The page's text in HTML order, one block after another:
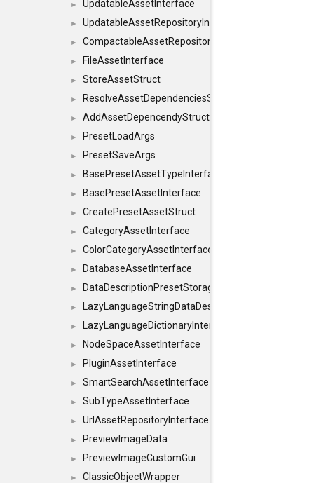
► UpdatableAssetInterface
► UpdatableAssetRepositoryInterface
► CompactableAssetRepositoryInterface
► FileAssetInterface
► StoreAssetStruct
► ResolveAssetDependenciesStruct
► AddAssetDepencendyStruct
► PresetLoadArgs
► PresetSaveArgs
► BasePresetAssetTypeInterface
► BasePresetAssetInterface
► CreatePresetAssetStruct
► CategoryAssetInterface
► ColorCategoryAssetInterface
► DatabaseAssetInterface
► DataDescriptionPresetStorageInterface
►
► LazyLanguageDictionaryInterface
► NodeSpaceAssetInterface
► PluginAssetInterface
► SmartSearchAssetInterface
► SubTypeAssetInterface
► UrlAssetRepositoryInterface
► PreviewImageData
► PreviewImageCustomGui
► ClassicObjectWrapper